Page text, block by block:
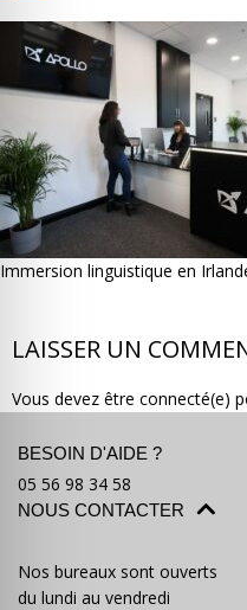
Immersion linguistique en
LAISSER UN
Vous devez être connecté(e)
BESOIN D'AIDE ?
05 56 98 34 58
NOUS CONTACTER
Nos bureaux sont ouverts
du lundi au vendredi